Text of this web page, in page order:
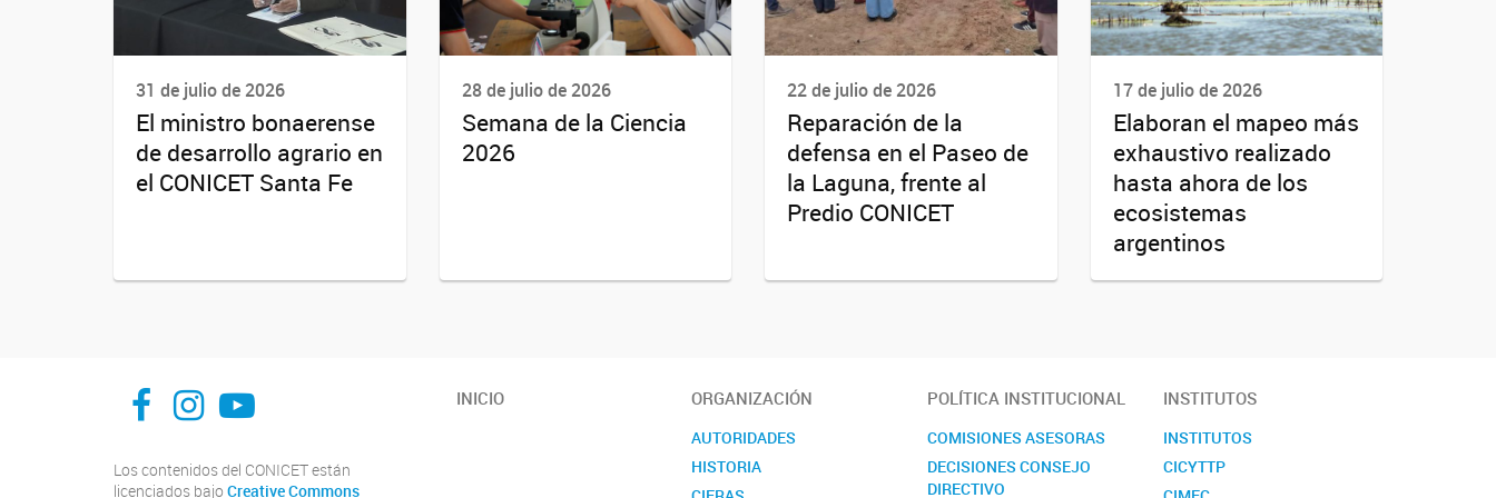
31 de julio de 2026
El ministro bonaerense
de desarrollo agrario en
el CONICET Santa Fe
28 de julio de 2026
Semana de la Ciencia
2026
22 de julio de 2026
Reparación de la
defensa en el Paseo de
la Laguna, frente al
Predio CONICET
17 de julio de 2026
Elaboran el mapeo más
exhaustivo realizado
hasta ahora de los
ecosistemas
argentinos
facebook
instagram
Youtube
Los contenidos del CONICET están
licenciados bajo Creative Commons
INICIO ORGANIZACIÓN
AUTORIDADES
HISTORIA
POLÍTICA INSTITUCIONAL
COMISIONES ASESORAS
DECISIONES CONSEJO
DIRECTIVO
INSTITUTOS
INSTITUTOS
CICYTTP